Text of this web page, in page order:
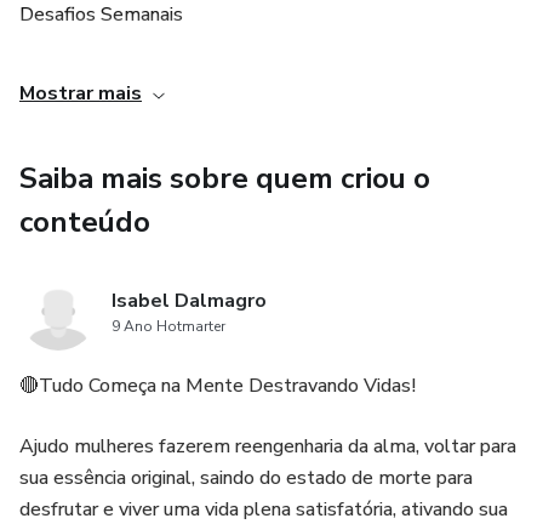
Desafios Semanais
para presentear um parceiro (a) para estar com você nesta
jornada.
desafios diferentes para você ter uma vida em movimento,
ação e melhores resultados.
Mostrar mais
Saiba mais sobre quem criou o
conteúdo
Isabel Dalmagro
9 Ano Hotmarter
🔴Tudo Começa na Mente Destravando Vidas!
Ajudo mulheres fazerem reengenharia da alma, voltar para
sua essência original, saindo do estado de morte para
desfrutar e viver uma vida plena satisfatória, ativando sua